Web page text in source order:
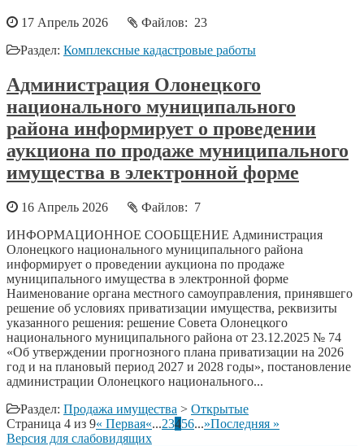
17 Апрель 2026
Файлов: 23
Раздел: Комплексные кадастровые работы
Администрация Олонецкого
национального муниципального
района информирует о проведении
аукциона по продаже муниципального
имущества в электронной форме
16 Апрель 2026
Файлов: 7
ИНФОРМАЦИОННОЕ СООБЩЕНИЕ Администрация
Олонецкого национального муниципального района
информирует о проведении аукциона по продаже
муниципального имущества в электронной форме
Наименование органа местного самоуправления, принявшего
решение об условиях приватизации имущества, реквизиты
указанного решения: решение Совета Олонецкого
национального муниципального района от 23.12.2025 № 74
«Об утверждении прогнозного плана приватизации на 2026
год и на плановый период 2027 и 2028 годы», постановление
администрации Олонецкого национального...
Раздел: Продажа имущества > Открытые
Страница 4 из 9« Первая«...23456...»Последняя »
Версия для слабовидящих